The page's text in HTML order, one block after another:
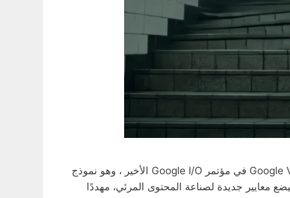
في خطوة تمثل قفزة نوعية في مجال الذكاء الاصطناعي التوليدي، كشفت جوجل عن أحدث ابتكاراتها، Google Veo 3 في مؤتمر Google I/O الأخير ، وهو نموذج
معايير جديدة لصناعة المحتوى المرئي، مهددًا